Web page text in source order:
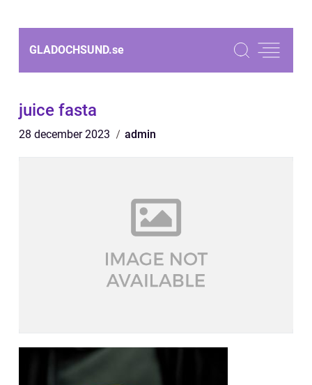
GLADOCHSUND.se
juice fasta
28 december 2023 admin